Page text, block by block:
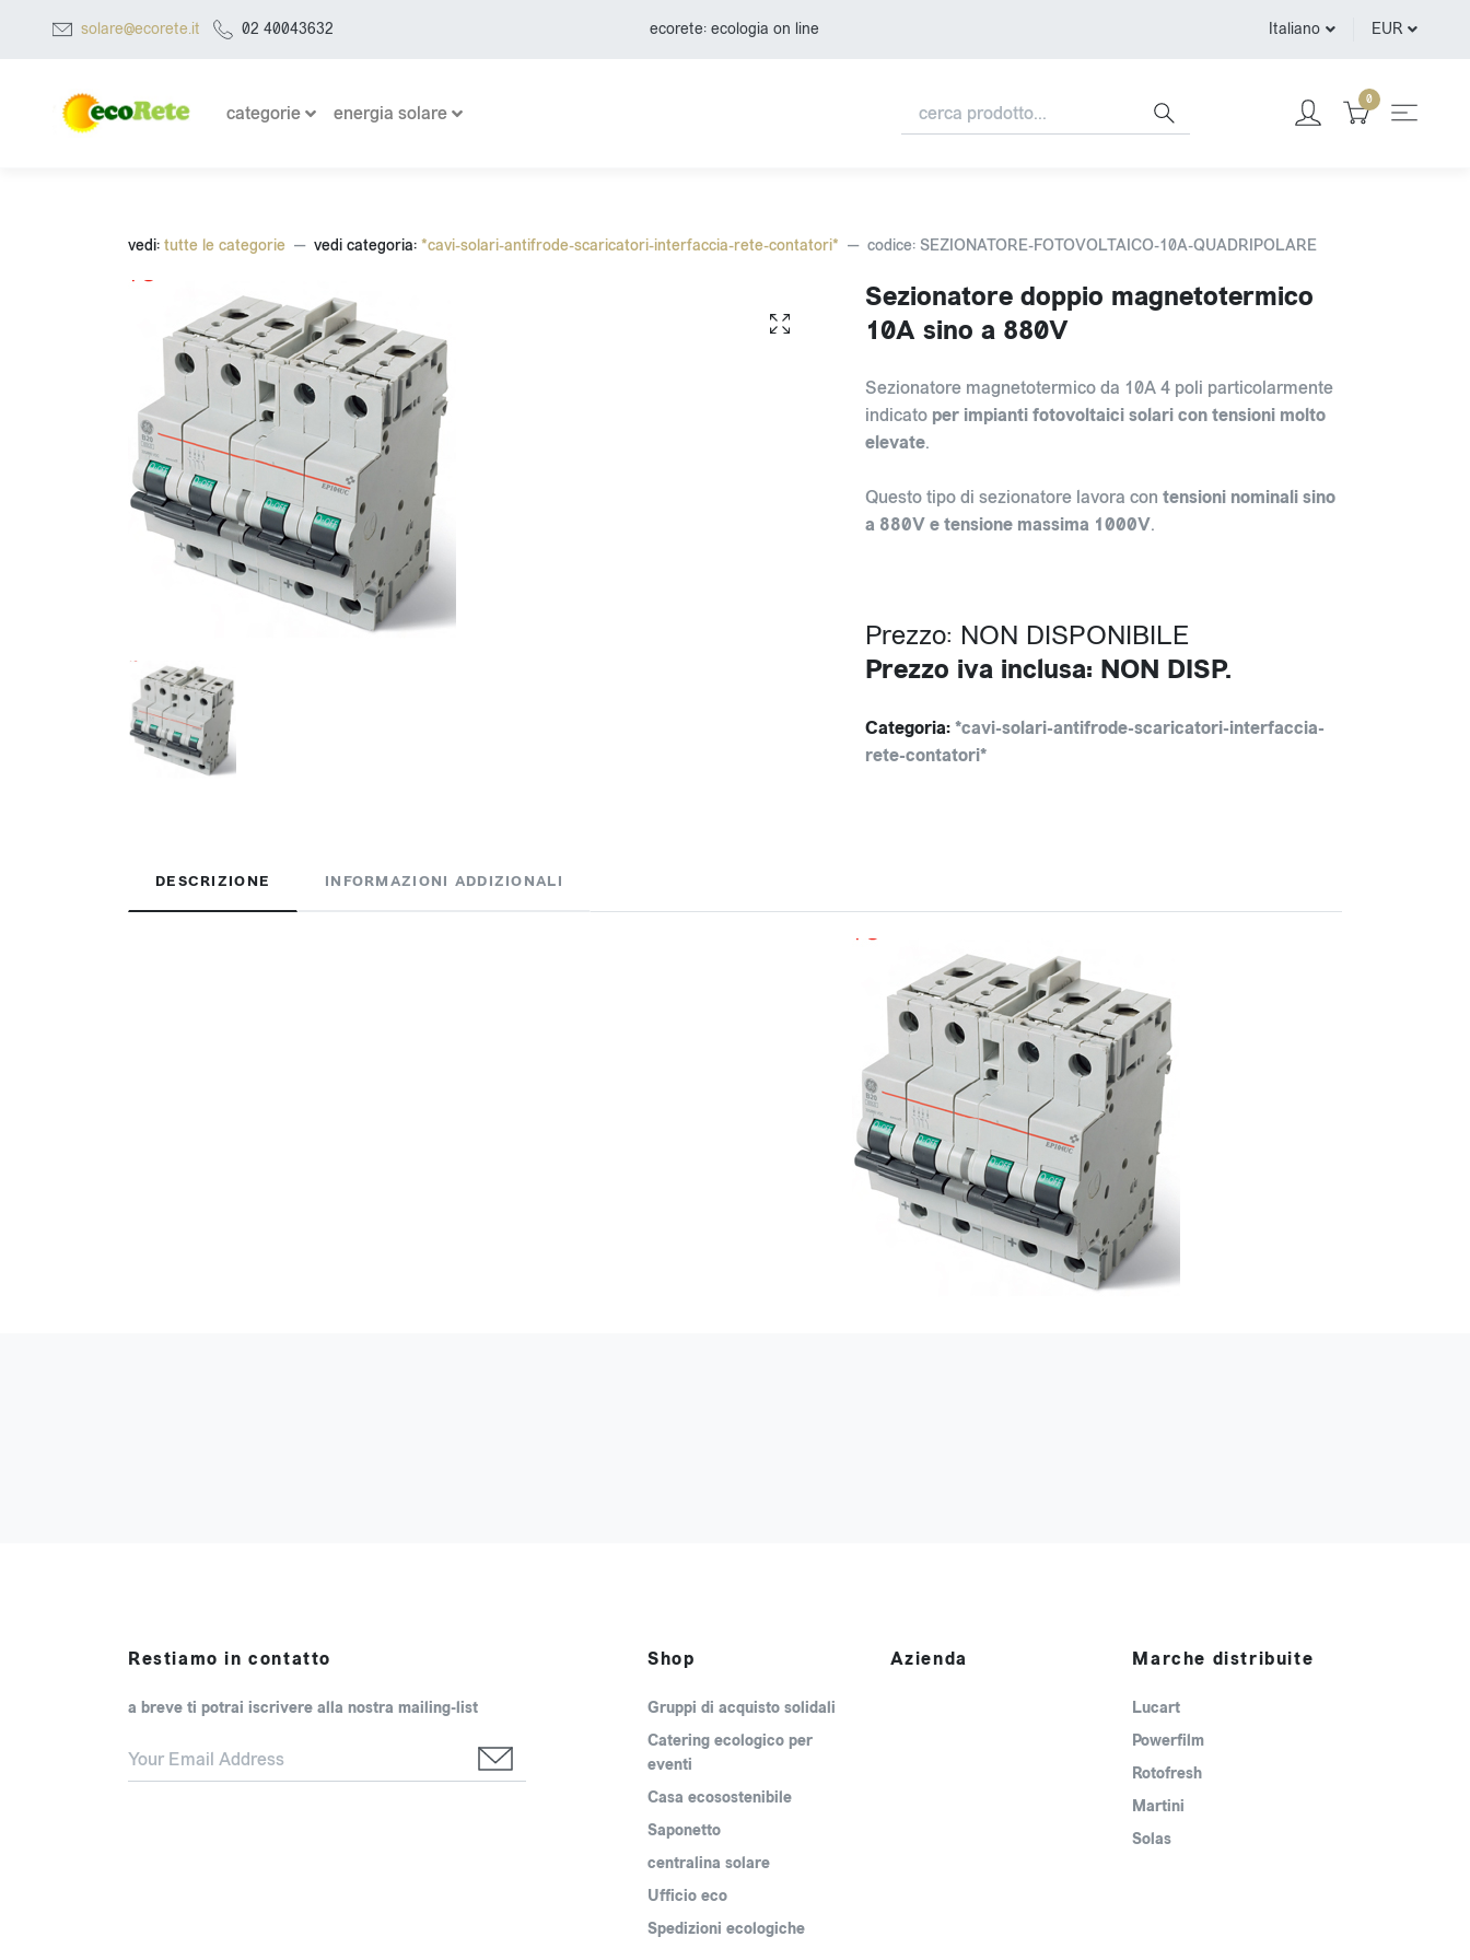
solare@ecorete.it 02 40043632 ecorete: ecologia on line Italiano EUR
categorie energia solare
0
vedi: tutte le categorie vedi categoria: *cavi-solari-antifrode-scaricatori-interfaccia-rete-contatori* codice: SEZIONATORE-FOTOVOLTAICO-10A-QUADRIPOLARE
Sezionatore doppio magnetotermico
10A sino a 880V
Sezionatore magnetotermico da 10A 4 poli particolarmente
indicato per impianti fotovoltaici solari con tensioni molto
elevate.
Questo tipo di sezionatore lavora con tensioni nominali sino
a 880V e tensione massima 1000V.
Prezzo: NON DISPONIBILE
Prezzo iva inclusa: NON DISP.
Categoria:*cavi-solari-antifrode-scaricatori-interfaccia-
rete-contatori*
DESCRIZIONE INFORMAZIONI ADDIZIONALI
Restiamo in contatto
a breve ti potrai iscrivere alla nostra mailing-list
Shop
Gruppi di acquisto solidali
Catering ecologico per
eventi
Casa ecosostenibile
Saponetto
centralina solare
Ufficio eco
Spedizioni ecologiche
Azienda Marche distribuite
Lucart
Powerfilm
Rotofresh
Martini
Solas